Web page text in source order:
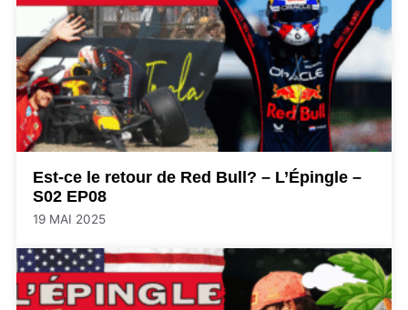
Est-ce le retour de Red Bull? – L’Épingle –
S02 EP08
19 MAI 2025